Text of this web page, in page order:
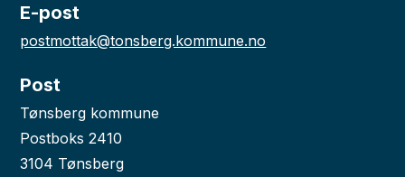
E-post
postmottak@tonsberg.kommune.no
Post
Tønsberg kommune
Postboks 2410
3104 Tønsberg